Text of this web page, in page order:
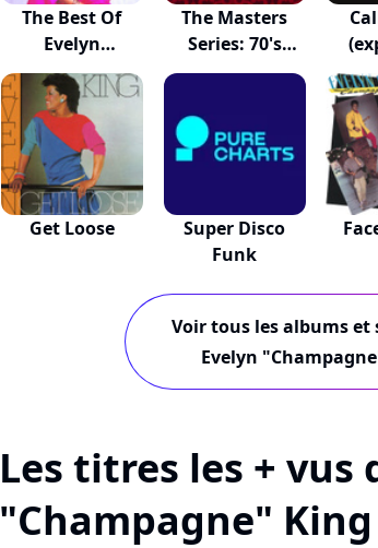
The Best Of
Evelyn
"champagne...
The Masters
Series: 70's
Soul...
Get Loose
Super Disco
Funk
Voir tous les albums et
Evelyn
Les titres les + vus
"Champagne" King